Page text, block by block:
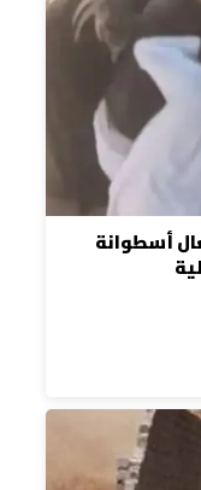
أسطوانة